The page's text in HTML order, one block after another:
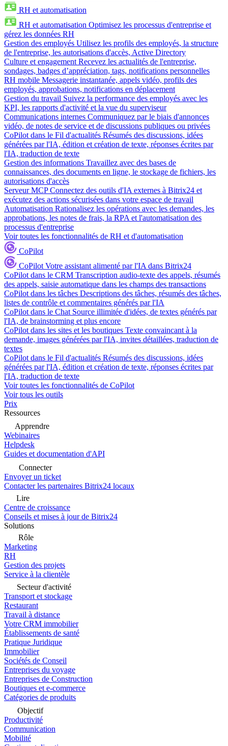
RH et automatisation
RH et automatisation Optimisez les processus d'entreprise et
gérez les données RH
Gestion des employés Utilisez les profils des employés, la structure
de l'entreprise, les autorisations d'accès, Active Directory
Culture et engagement Recevez les actualités de l'entreprise,
sondages, badges d’appréciation, tags, notifications personnelles
RH mobile Messagerie instantanée, appels vidéo, profils des
employés, approbations, notifications en déplacement
Gestion du travail Suivez la performance des employés avec les
KPI, les rapports d'activité et la vue du superviseur
Communications internes Communiquez par le biais d'annonces
vidéo, de notes de service et de discussions publiques ou privées
CoPilot dans le Fil d'actualités Résumés des discussions, idées
générées par l'IA, édition et création de texte, réponses écrites par
l'IA, traduction de texte
Gestion des informations Travaillez avec des bases de
connaissances, des documents en ligne, le stockage de fichiers, les
autorisations d'accès
Serveur MCP Connectez des outils d'IA externes à Bitrix24 et
exécutez des actions sécurisées dans votre espace de travail
Automatisation Rationalisez les opérations avec les demandes, les
approbations, les notes de frais, la RPA et l'automatisation des
processus d'entreprise
Voir toutes les fonctionnalités de RH et d'automatisation
CoPilot
CoPilot Votre assistant alimenté par l'IA dans Bitrix24
CoPilot dans le CRM Transcription audio-texte des appels, résumés
des appels, saisie automatique dans les champs des transactions
CoPilot dans les tâches Descriptions des tâches, résumés des tâches,
listes de contrôle et commentaires générés par l'IA
CoPilot dans le Chat Source illimitée d'idées, de textes générés par
l'IA, de brainstorming et plus encore
CoPilot dans les sites et les boutiques Texte convaincant à la
demande, images générées par l'IA, invites détaillées, traduction de
textes
CoPilot dans le Fil d'actualités Résumés des discussions, idées
générées par l'IA, édition et création de texte, réponses écrites par
l'IA, traduction de texte
Voir toutes les fonctionnalités de CoPilot
Voir tous les outils
Prix
Ressources
Apprendre
Webinaires
Helpdesk
Guides et documentation d'API
Connecter
Envoyer un ticket
Contacter les partenaires Bitrix24 locaux
Lire
Centre de croissance
Conseils et mises à jour de Bitrix24
Solutions
Rôle
Marketing
RH
Gestion des projets
Service à la clientèle
Secteur d'activité
Transport et stockage
Restaurant
Travail à distance
Votre CRM immobilier
Établissements de santé
Pratique Juridique
Immobilier
Sociétés de Conseil
Entreprises du voyage
Entreprises de Construction
Boutiques et e-commerce
Catégories de produits
Objectif
Productivité
Communication
Mobilité